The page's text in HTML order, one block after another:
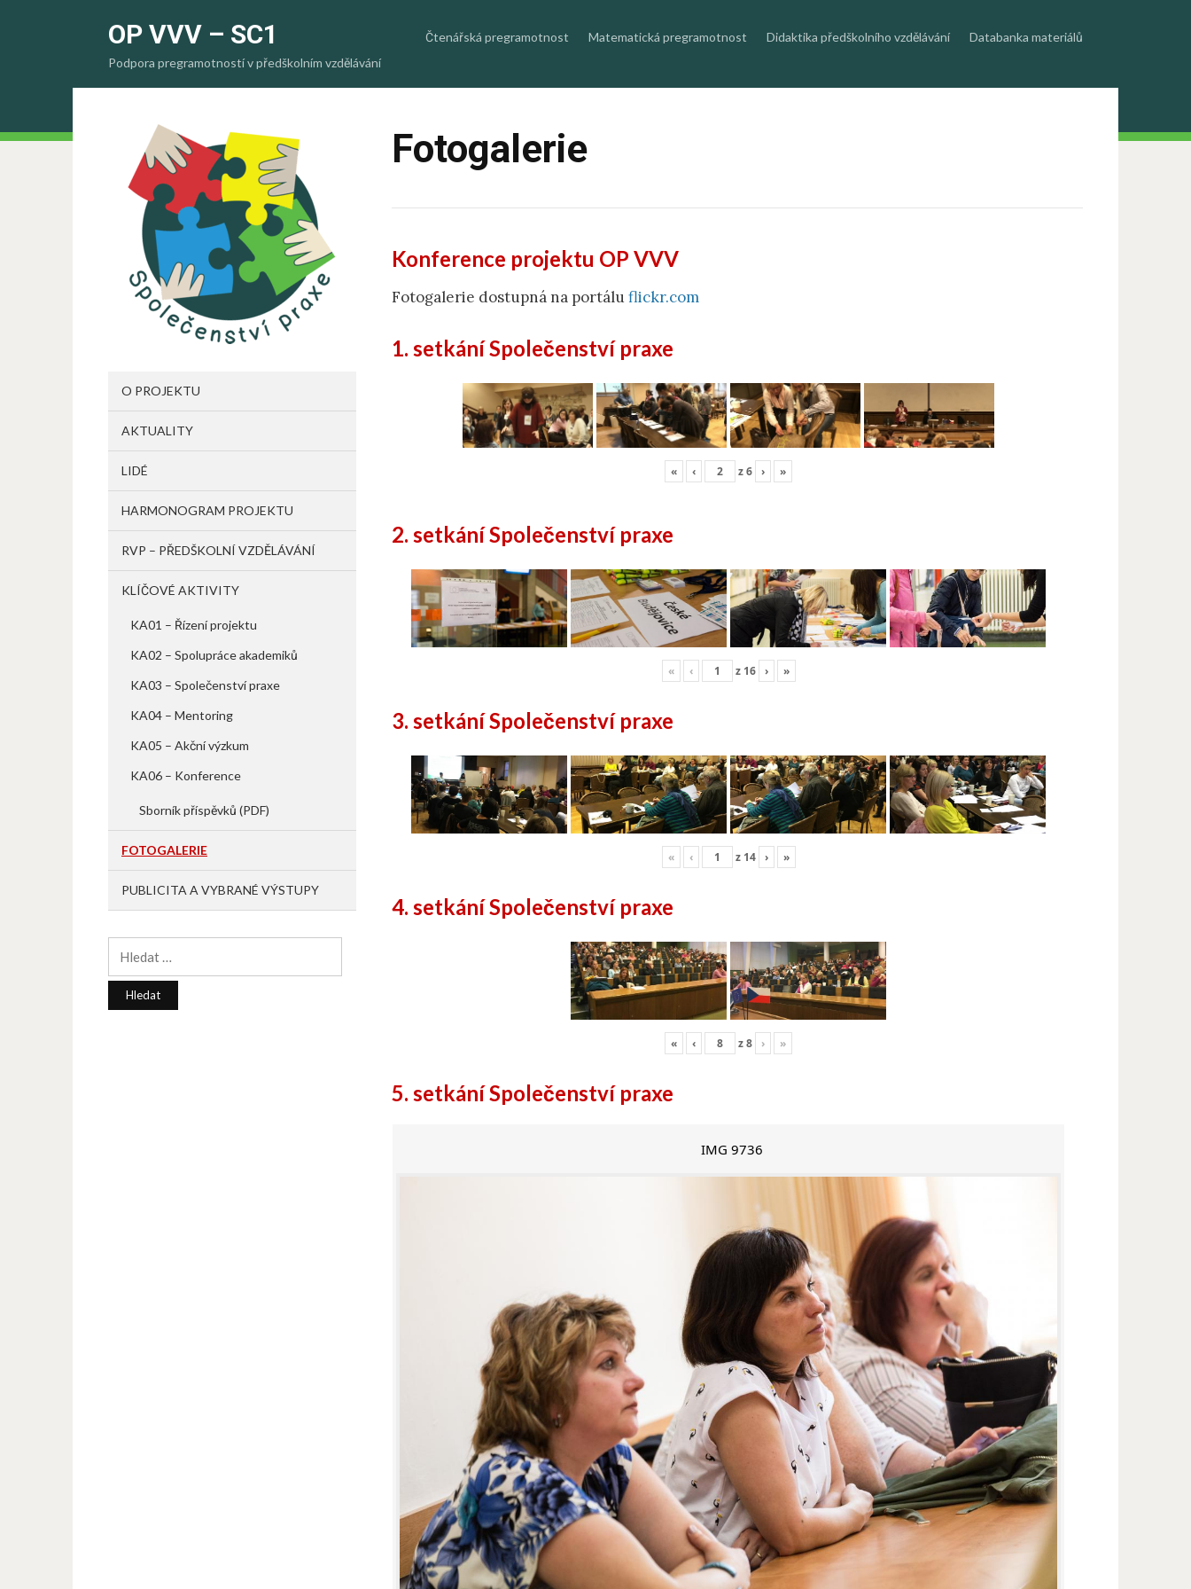
content
OP VVV – SC1
Podpora pregramotností v předškolním vzdělávání
Čtenářská pregramotnost Matematická pregramotnost Didaktika předškolního vzdělávání Databanka materiálů
Fotogalerie
Konference projektu OP VVV
Fotogalerie dostupná na portáluflickr.com
1. setkání Společenství praxe
« ‹ z6 › »
2. setkání Společenství praxe
« ‹ z 16 › »
3. setkání Společenství praxe
« ‹ z 14 › »
4. setkání Společenství praxe
« ‹ z8 › »
5. setkání Společenství praxe
IMG 9736
O PROJEKTU
AKTUALITY
LIDÉ
HARMONOGRAM PROJEKTU
RVP – PŘEDŠKOLNÍ VZDĚLÁVÁNÍ
KLÍČOVÉ AKTIVITY
KA01 – Řízení projektu
KA02 – Spolupráce akademiků
KA03 – Společenství praxe
KA04 – Mentoring
KA05 – Akční výzkum
KA06 – Konference
Sborník příspěvků (PDF)
FOTOGALERIE
PUBLICITA A VYBRANÉ VÝSTUPY